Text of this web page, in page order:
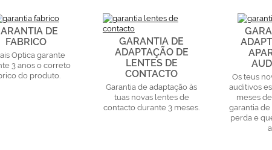
DE
FABRICO
Optica garante
3 anos o correto
do produto.
GARANTIA DE
ADAPTAÇÃO DE
LENTES DE
CONTACTO
Garantia de adaptação às
tuas novas lentes de
contacto durante 3 meses.
Os teus
auditivos
meses
garantia
perda e